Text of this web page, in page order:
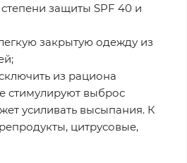
защиты SPF 40 и
закрытую одежду из
из рациона
стимулируют выброс
усиливать высыпания. К
цитрусовые,